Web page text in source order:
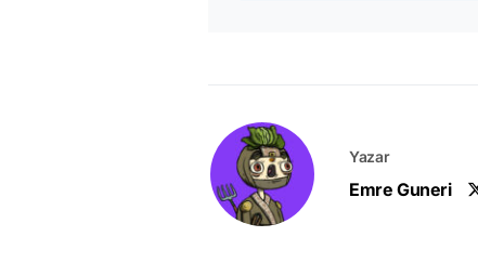
Yazar
Emre Guneri